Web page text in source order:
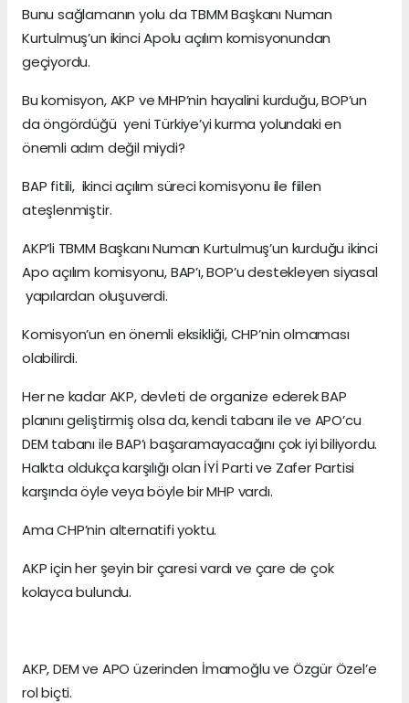
Bunu sağlamanın yolu da TBMM Başkanı Numan
Kurtulmuş’un ikinci Apolu açılım komisyonundan
geçiyordu.
Bu komisyon, AKP ve MHP’nin hayalini kurduğu, BOP’un
da öngördüğü yeni Türkiye’yi kurma yolundaki en
önemli adım değil miydi?
BAP fitili, ikinci açılım süreci komisyonu ile fiilen
ateşlenmiştir.
AKP’li TBMM Başkanı Numan Kurtulmuş’un kurduğu ikinci
Apo açılım komisyonu, BAP’ı, BOP’u destekleyen siyasal
yapılardan oluşuverdi.
Komisyon’un en önemli eksikliği, CHP’nin olmaması
olabilirdi.
Her ne kadar AKP, devleti de organize ederek BAP
planını geliştirmiş olsa da, kendi tabanı ile ve APO’cu
DEM tabanı ile BAP’ı başaramayacağını çok iyi biliyordu.
Halkta oldukça karşılığı olan İYİ Parti ve Zafer Partisi
karşında öyle veya böyle bir MHP vardı.
Ama CHP’nin alternatifi yoktu.
AKP için her şeyin bir çaresi vardı ve çare de çok
kolayca bulundu.
AKP, DEM ve APO üzerinden İmamoğlu ve Özgür Özel’e
rol biçti.